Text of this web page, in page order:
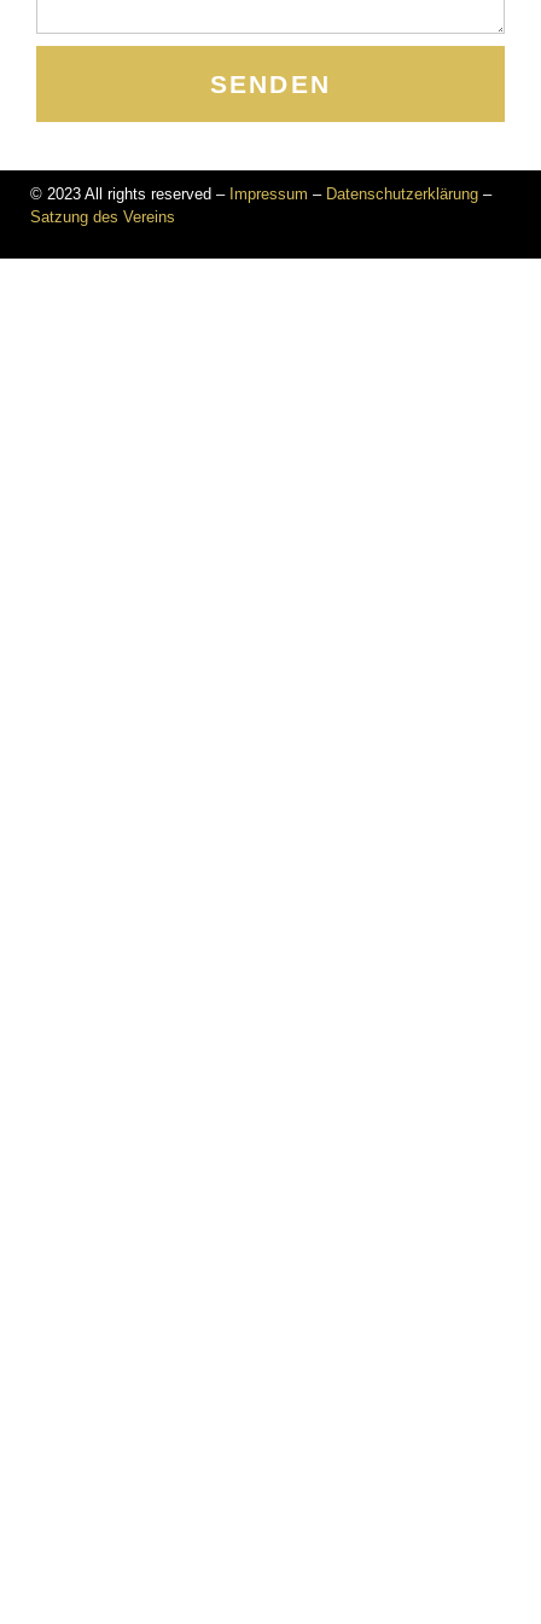
SENDEN
© 2023 All rights reserved – Impressum – Datenschutzerklärung –
Satzung des Vereins